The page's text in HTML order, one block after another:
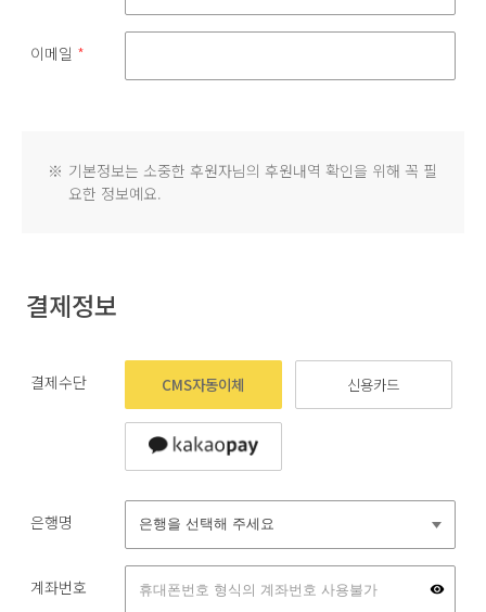
이메일 *
※ 기본정보는 소중한 후원자님의 후원내역 확인을 위해 꼭 필
요한 정보예요.
결제정보
결제수단 CMS자동이체 신용카드
은행명
계좌번호